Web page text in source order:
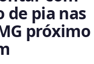
pia nas
próximo